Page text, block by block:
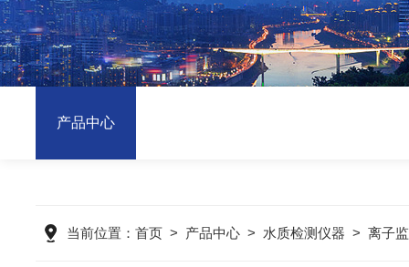
产品中心
当前位置： 首页 > 产品中心 > 水质检测仪器 > 离子